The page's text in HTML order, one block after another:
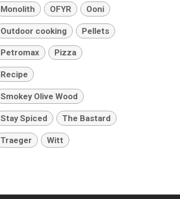
Monolith OFYR Ooni
Outdoor cooking Pellets
Petromax Pizza
Recipe
Smokey Olive Wood
Stay Spiced The Bastard
Traeger Witt